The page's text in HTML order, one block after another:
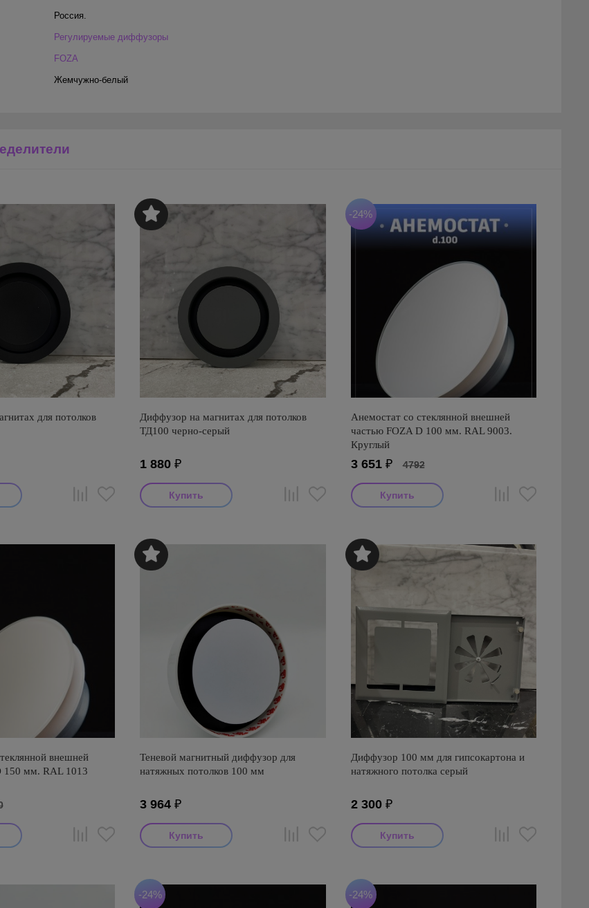
Россия.
Регулируемые диффузоры
FOZA
Жемчужно-белый
для потолков
Диффузор на магнитах для потолков
ТД100 черно-серый
1 880 ₽
-24%
Анемостат со стеклянной внешней
частью FOZA D 100 мм. RAL 9003.
Круглый
3 651₽ 4792
внешней
150 мм. RAL 1013
Теневой магнитный диффузор для
натяжных потолков 100 мм
3 964 ₽
Диффузор 100 мм для гипсокартона и
натяжного потолка серый
2 300₽
-24% -24%